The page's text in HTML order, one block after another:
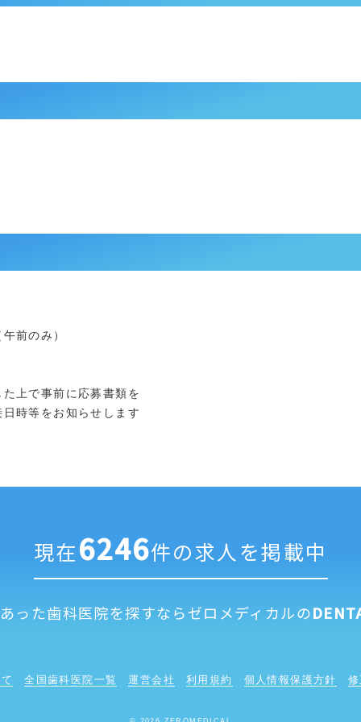
前のみ）
上で事前に応募書類を
時等をお知らせします
現在6246件の求人を掲載中
った歯科医院を探すならゼロメディカルの
全国歯科医院一覧 運営会社 利用規約 個人情報保護方針